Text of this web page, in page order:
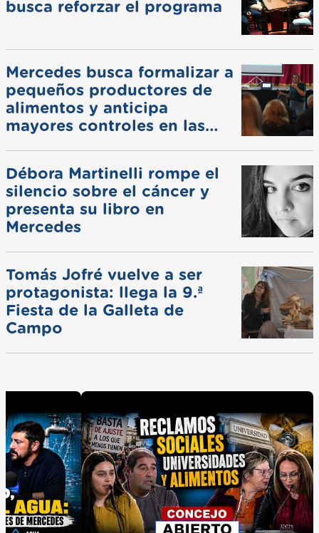
busca reforzar el programa
Mercedes busca formalizar a
pequeños productores de
alimentos y anticipa
mayores controles en las
Débora Martinelli rompe el
silencio sobre el cáncer y
presenta su libro en
Mercedes
Tomás Jofré vuelve a ser
protagonista: llega la 9.ª
Fiesta de la Galleta de
Campo